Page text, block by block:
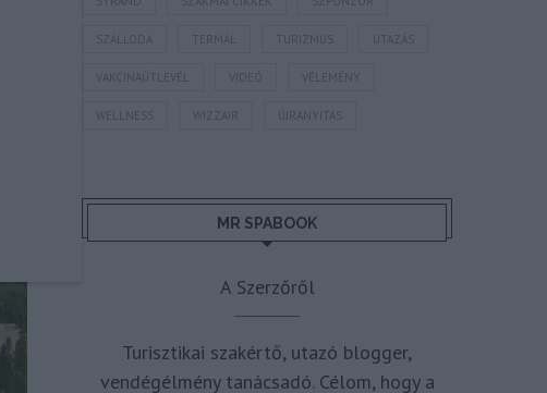
SZÁLLODA TERMÁL TURIZMUS UTAZÁS
VAKCINAÚTLEVÉL VIDEÓ VÉLEMÉNY
WELLNESS WIZZAIR ÚJRANYITÁS
MR SPABOOK
A Szerzőről
Turisztikai szakértő, utazó blogger,
vendégélmény tanácsadó. Célom, hogy a